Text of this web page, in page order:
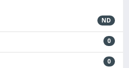
ND
0
0